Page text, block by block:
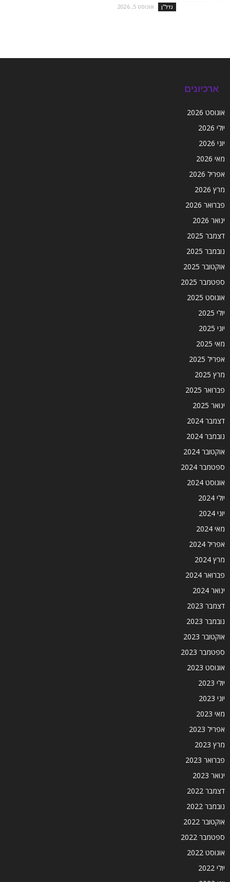
נדל''ן אוגוסט 5, 2026
ארכיונים
אוגוסט 2026
יולי 2026
יוני 2026
מאי 2026
אפריל 2026
מרץ 2026
פברואר 2026
ינואר 2026
דצמבר 2025
נובמבר 2025
אוקטובר 2025
ספטמבר 2025
אוגוסט 2025
יולי 2025
יוני 2025
מאי 2025
אפריל 2025
מרץ 2025
פברואר 2025
ינואר 2025
דצמבר 2024
נובמבר 2024
אוקטובר 2024
ספטמבר 2024
אוגוסט 2024
יולי 2024
יוני 2024
מאי 2024
אפריל 2024
מרץ 2024
פברואר 2024
ינואר 2024
דצמבר 2023
נובמבר 2023
אוקטובר 2023
ספטמבר 2023
אוגוסט 2023
יולי 2023
יוני 2023
מאי 2023
אפריל 2023
מרץ 2023
פברואר 2023
ינואר 2023
דצמבר 2022
נובמבר 2022
אוקטובר 2022
ספטמבר 2022
אוגוסט 2022
יולי 2022